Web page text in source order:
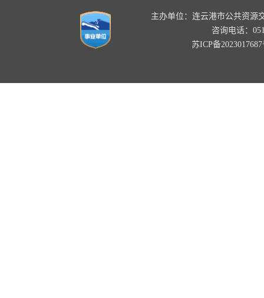
主办单位：连云港市公共资源
咨询电话：
苏ICP备